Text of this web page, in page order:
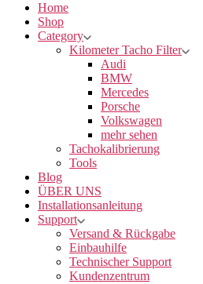
Home
Shop
Category
Kilometer Tacho Filter
Audi
BMW
Mercedes
Porsche
Volkswagen
mehr sehen
Tachokalibrierung
Tools
Blog
ÜBER UNS
Installationsanleitung
Support
Versand & Rückgabe
Einbauhilfe
Technischer Support
Kundenzentrum